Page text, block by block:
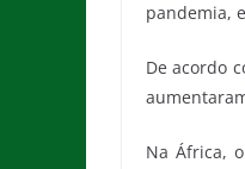
pandemia,
De acordo
Na África,